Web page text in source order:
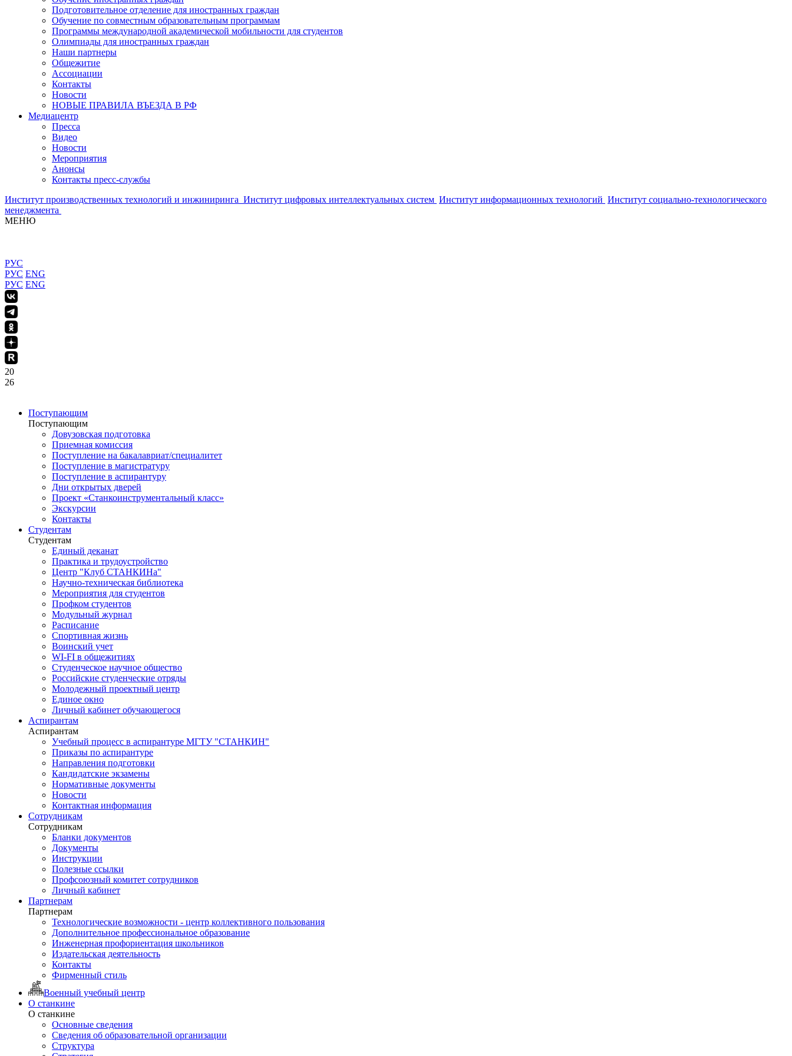
Подготовительное отделение для иностранных граждан
Обучение по совместным образовательным программам
Программы международной академической мобильности для студентов
Олимпиады для иностранных граждан
Наши партнеры
Общежитие
Ассоциации
Контакты
Новости
НОВЫЕ ПРАВИЛА ВЪЕЗДА В РФ
Медиацентр
Пресса
Видео
Новости
Мероприятия
Анонсы
Контакты пресс-службы
Институт производственных технологий и инжиниринга Институт цифровых интеллектуальных систем Институт информационных технологий Институт социально-технологического
менеджмента
МЕНЮ
РУС
РУС ENG
РУС ENG
20
26
Поступающим
Поступающим
Довузовская подготовка
Приемная комиссия
Поступление на бакалавриат/специалитет
Поступление в магистратуру
Поступление в аспирантуру
Дни открытых дверей
Проект «Станкоинструментальный класс»
Экскурсии
Контакты
Студентам
Студентам
Единый деканат
Практика и трудоустройство
Центр "Клуб СТАНКИНа"
Научно-техническая библиотека
Мероприятия для студентов
Профком студентов
Модульный журнал
Расписание
Спортивная жизнь
Воинский учет
WI-FI в общежитиях
Студенческое научное общество
Российские студенческие отряды
Молодежный проектный центр
Единое окно
Личный кабинет обучающегося
Аспирантам
Аспирантам
Учебный процесс в аспирантуре МГТУ "СТАНКИН"
Приказы по аспирантуре
Направления подготовки
Кандидатские экзамены
Нормативные документы
Новости
Контактная информация
Сотрудникам
Сотрудникам
Бланки документов
Документы
Инструкции
Полезные ссылки
Профсоюзный комитет сотрудников
Личный кабинет
Партнерам
Партнерам
Технологические возможности - центр коллективного пользования
Дополнительное профессиональное образование
Инженерная профориентация школьников
Издательская деятельность
Контакты
Фирменный стиль
Военный учебный центр
О станкине
О станкине
Основные сведения
Сведения об образовательной организации
Структура